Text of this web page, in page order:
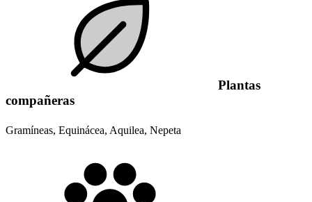
Plantas
compañeras
Gramíneas, Equinácea, Aquilea, Nepeta